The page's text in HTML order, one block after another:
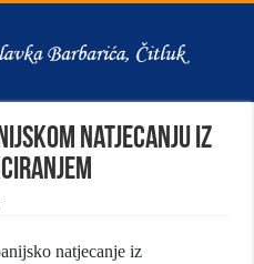
natjecanju iz
natjecanje iz